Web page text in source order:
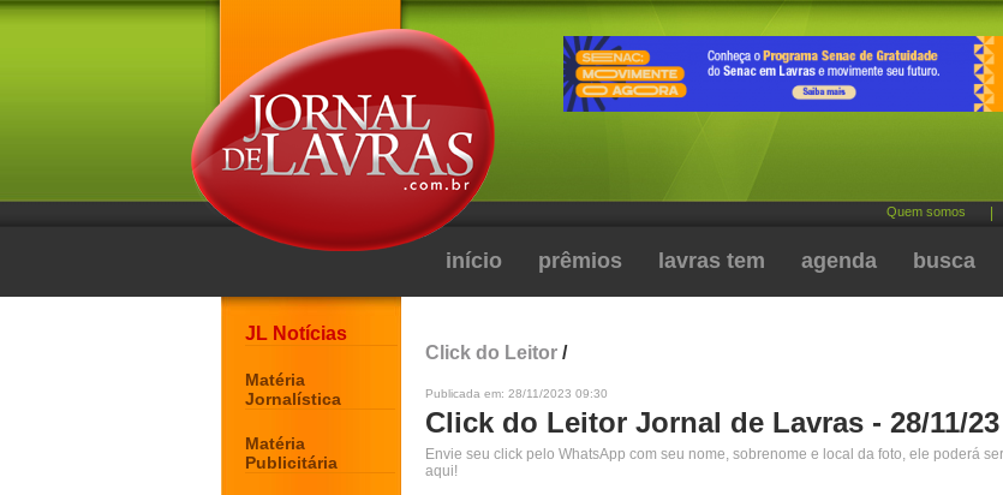
Quem somos
início prêmios lavras tem agenda busca
JL Notícias
Matéria
Jornalística
Matéria
Publicitária
Click do Leitor /
Publicada em: 28/11/2023 09:30
Click do Leitor Jornal de Lavras - 28/11/23
Envie seu click pelo WhatsApp com seu nome, sobrenome e local da foto, ele poderá
aqui!